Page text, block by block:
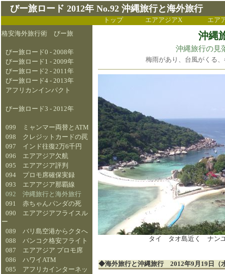
びー旅ロード 2012年 No.92 沖縄旅行と海外旅行
トップ エアアジアX エア
格安海外旅行術 びー旅
びー旅ロード0 - 2008年
びー旅ロード1 - 2009年
びー旅ロード2 - 2011年
びー旅ロード4 - 2013年
アフリカンインパクト
びー旅ロード3 - 2012年
099 ミャンマー両替とATM
098 クレジットカードの罠
097 インド往復2万6千円
096 エアアジア欠航
095 エアアジア評判
094 プロモ席確保実録
093 エアアジア那覇線
092 沖縄旅行と海外旅行
091 赤ちゃんパンダの死
090 エアアジアフライスル
ー
089 バリ島空港からクタへ
088 バンコク格安フライト
087 エアアジア プロモ席
086 ハワイATM
085 アフリカインターネッ
沖縄
沖縄旅行の見
梅雨があり、台風がくる
タイ タオ島近く ナン
◆海外旅行と沖縄旅行 2012年9月